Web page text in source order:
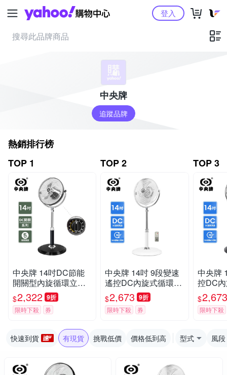
Yahoo購物中心登入
中央牌
追蹤品牌
熱銷排行榜
TOP 1
中央牌 14吋DC節能
開關型內旋循環立扇
(鋁合金葉片）KDS-1
42A
$2,322 9折
限時下殺 券
TOP 2
中央牌 14吋 9段變速
遙控DC內旋式循環立
扇 KDS-142SR(絢麗
白)
$2,673 9折
限時下殺 券
TOP 3
中央牌
控DC
風扇
族黑)
$2,673
限時下殺
快速到貨 有現貨 挑戰低價 價格低到高 型式 風段